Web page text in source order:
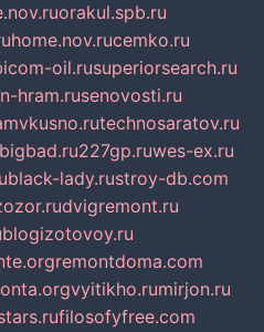
orakul.spb.ru
home.nov.rucemko.ru
oil.rusuperiorsearch.ru
hram.rusenovosti.ru
technosaratov.ru
bigbad.ru227gp.ruwes-ex.ru
black-lady.rustroy-db.com
dvigremont.ru
blogizotovoy.ru
remontdoma.com
vyitikho.rumirjon.ru
filosofyfree.com